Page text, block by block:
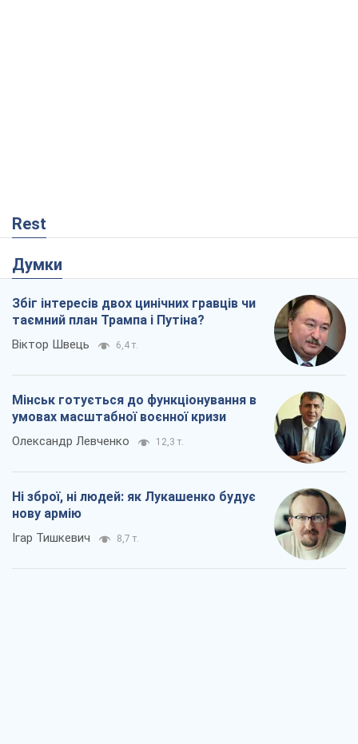
Rest
Думки
Збіг інтересів двох цинічних гравців чи
таємний план Трампа і Путіна?
Віктор Швець 6,4 т.
Мінськ готується до функціонування в
умовах масштабної воєнної кризи
Олександр Левченко 12,3 т.
Ні зброї, ні людей: як Лукашенко будує
нову армію
Ігар Тишкевич 8,7 т.